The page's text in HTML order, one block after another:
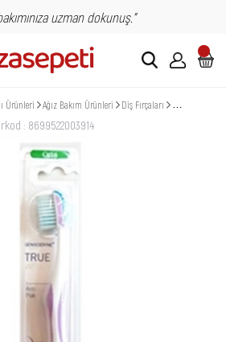
uzman dokunuş."
Ürünleri Ağız Bakım Ürünleri Diş Fırçaları Sensodyne
: 8699522003914